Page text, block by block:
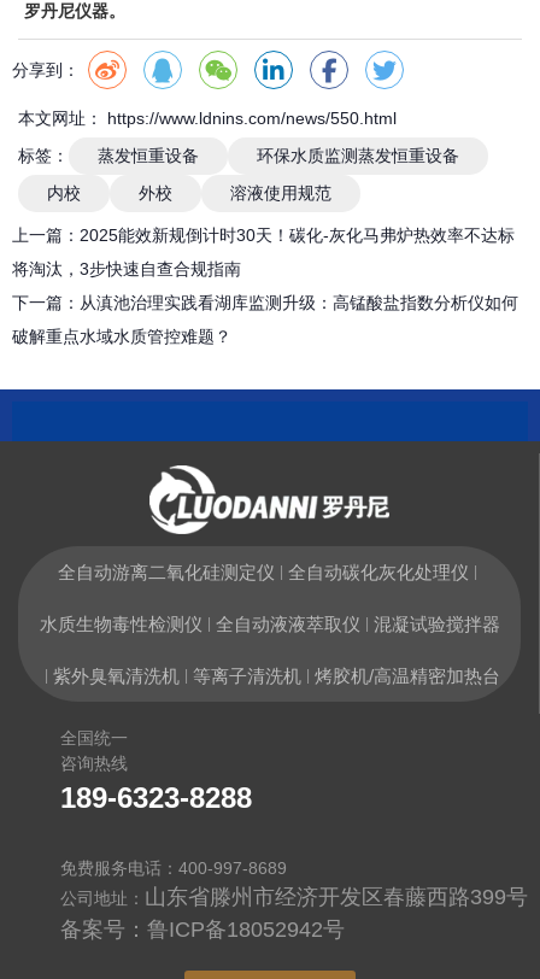
罗丹尼仪器。
分享到：
本文网址： https://www.ldnins.com/news/550.html
标签：
蒸发恒重设备
环保水质监测蒸发恒重设备
内校
外校 溶液使用规范
上一篇： 2025能效新规倒计时30天！碳化-灰化马弗炉热效率不达标
将淘汰，3步快速自查合规指南
下一篇： 从滇池治理实践看湖库监测升级：高锰酸盐指数分析仪如何
破解重点水域水质管控难题？
全自动游离二氧化硅测定仪 全自动碳化灰化处理仪
水质生物毒性检测仪 全自动液液萃取仪 混凝试验搅拌器
紫外臭氧清洗机 等离子清洗机 烤胶机/高温精密加热台
全国统一
咨询热线
189-6323-8288
免费服务电话：400-997-8689
公司地址： 山东省滕州市经济开发区春藤西路399号
备案号： 鲁ICP备18052942号